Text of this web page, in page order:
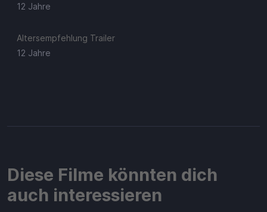
12 Jahre
Altersempfehlung Trailer
12 Jahre
Diese Filme könnten dich
auch interessieren